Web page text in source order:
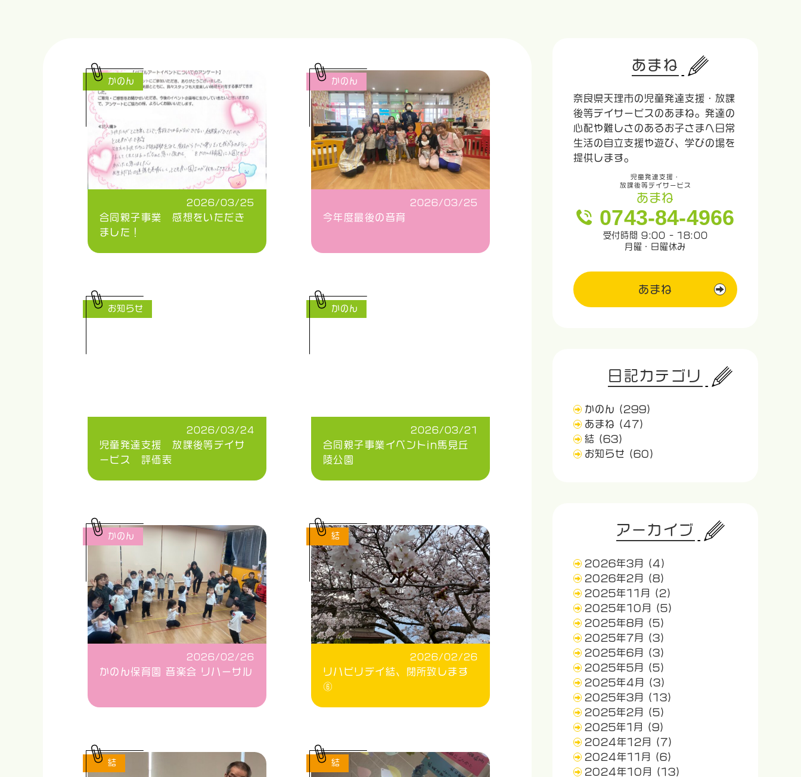
2026/03/25
合同親子事業 感想をいただき
ました！
かのん
2026/03/25
今年度最後の音育
かのん
2026/03/24
児童発達支援 放課後等デイサ
ービス 評価表
お知らせ
2026/03/21
合同親子事業イベントin馬見丘
陵公園
かのん
2026/02/26
かのん保育園 音楽会 リハーサル
かのん
2026/02/26
リハビリデイ結、閉所致します
⑥
結
結 結
あまね
奈良県天理市の児童発達支援・放課
後等デイサービスのあまね。発達の
心配や難しさのあるお子さまへ日常
生活の自立支援や遊び、学びの場を
提供します。
児童発達支援・
放課後等デイサービス
あまね
0743-84-4966
受付時間 9:00 - 18:00
月曜・日曜休み
あまね
日記カテゴリ
かのん
(299)
あまね
(47)
結 (63)
お知らせ
(60)
アーカイブ
2026年3月
(4)
2026年2月
(8)
2025年11月
(2)
2025年10月
(5)
2025年8月
(5)
2025年7月
(3)
2025年6月
(3)
2025年5月
(5)
2025年4月
(3)
2025年3月
(13)
2025年2月
(5)
2025年1月
(9)
2024年12月
(7)
2024年11月
(6)
2024年10月
(13)